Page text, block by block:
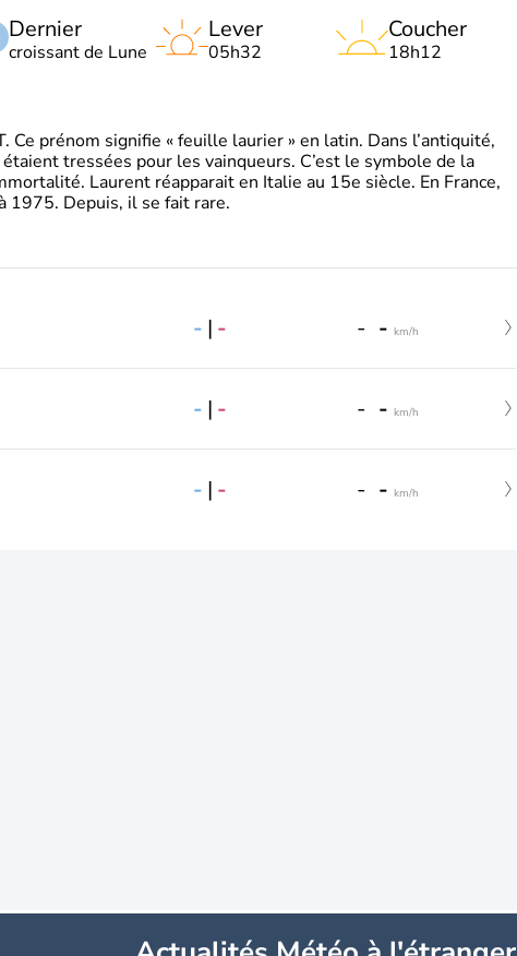
Dernier
croissant de Lune
Lever
05h32
Coucher
18h12
Ce prénom signifie « feuille laurier » en latin. Dans l’antiquité,
tressées pour les vainqueurs. C’est le symbole de la
Laurent réapparait en Italie au 15e siècle. En France,
1975. Depuis, il se fait rare.
- | - - - km/h
- | - - - km/h
- | - - - km/h